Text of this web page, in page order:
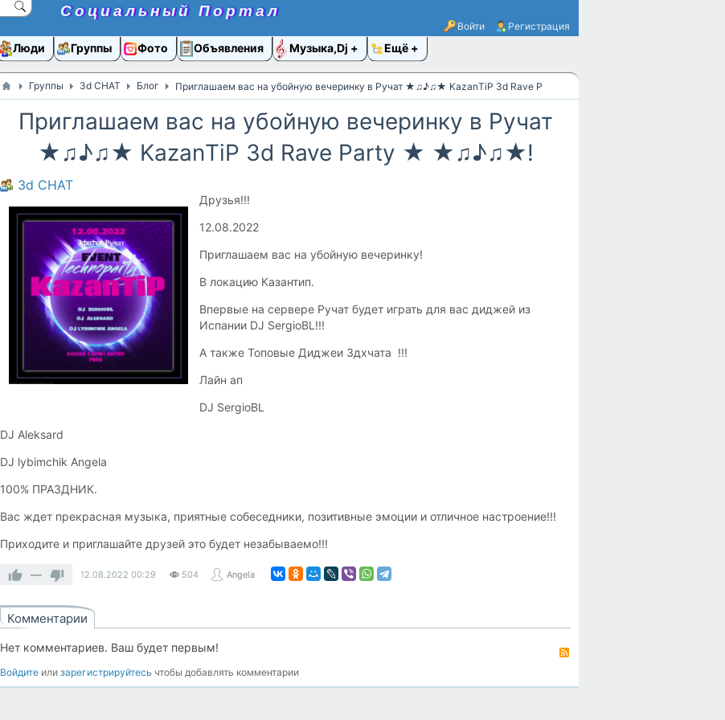
Социальный Портал
Войти Регистрация
Люди Группы Фото Объявления Музыка,Dj Ещё
Группы 3d CHAT Блог Приглашаем вас на убойную вечеринку в Ручат ★♫♪♫★ KazanТiP 3d Rave Party ★ ★♫♪♫★!
Приглашаем вас на убойную вечеринку в Ручат
★♫♪♫★ KazanТiP 3d Rave Party ★ ★♫♪♫★!
3d CHAT
Друзья!!!
12.08.2022
Приглашаем вас на убойную вечеринку!
В локацию Казантип.
Впервые на сервере Ручат будет играть для вас диджей из
Испании DJ SergioBL!!!
А также Топовые Диджеи 3дхчата !!!
Лайн ап
DJ SergioBL
DJ Aleksard
DJ lybimchik Angela
100% ПРАЗДНИК.
Вас ждет прекрасная музыка, приятные собеседники, позитивные эмоции и отличное настроение!!!
Приходите и приглашайте друзей это будет незабываемо!!!
— 12.08.2022 00:29 504 Angela
Комментарии
Нет комментариев. Ваш будет первым!
Войдите или зарегистрируйтесь чтобы добавлять комментарии